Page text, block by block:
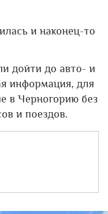
и наконец-то
дойти до авто- и
информация, для
в Черногорию без
и поездов.